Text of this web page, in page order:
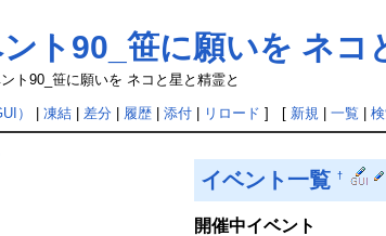
ト90_笹に願いを ネコ
ト90_笹に願いを ネコと星と精霊と
） 凍結| 差分| 履歴| 添付| リロード ] [ 新規| 一覧
イベント一覧 †
開催中イベント